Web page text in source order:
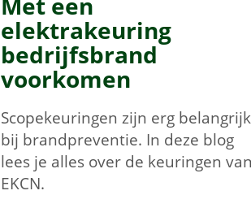
elektrakeuring
bedrijfsbrand
voorkomen
Scopekeuringen zijn erg belangrijk
bij brandpreventie. In deze blog
lees je alles over de keuringen van
EKCN.